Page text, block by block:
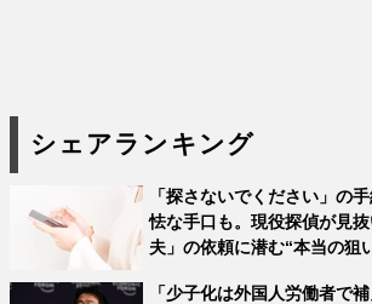
シェアランキング
「探さないでください」の
怯な手口も。現役探偵が見
夫」の依頼に潜む“本当の狙
「少子化は外国人労働者で